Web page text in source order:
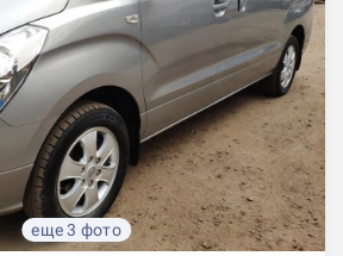
еще 3 фото